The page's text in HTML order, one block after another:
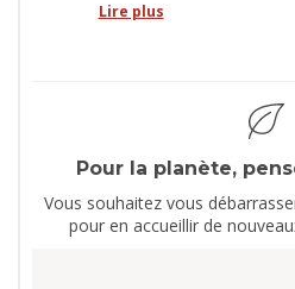
Lire plus
Pour la planète,
Vous souhaitez vous
pour en accueillir de